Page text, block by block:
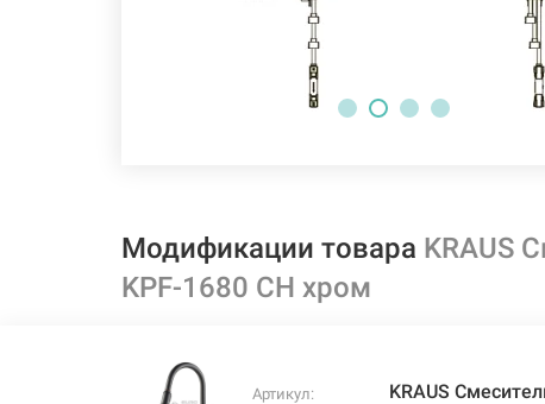
Модификации товара KRAUS
KPF-1680 CH хром
Артикул:
KRAUS